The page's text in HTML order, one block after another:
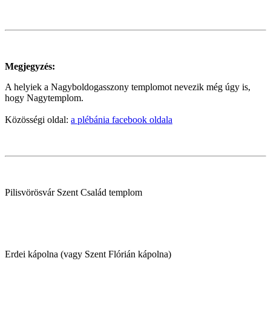
Megjegyzés:
A helyiek a Nagyboldogasszony templomot nevezik még úgy is,
hogy Nagytemplom.
Közösségi oldal: a plébánia facebook oldala
Pilisvörösvár Szent Család templom
Erdei kápolna (vagy Szent Flórián kápolna)